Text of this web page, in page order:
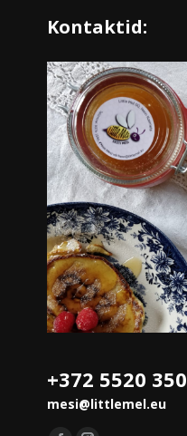
Kontaktid:
+372 5520 350
mesi@littlemel.eu